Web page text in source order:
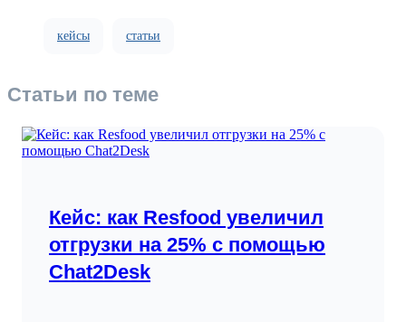
кейсы статьи
Статьи по теме
Кейс: как Resfood увеличил
отгрузки на 25% с помощью
Chat2Desk